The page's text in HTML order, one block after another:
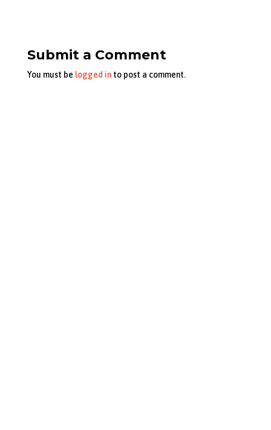
Submit a Comment
You must be logged into post a comment.